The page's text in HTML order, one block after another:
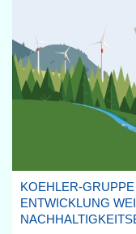
KOEHLER-
ENTWICKLUNG